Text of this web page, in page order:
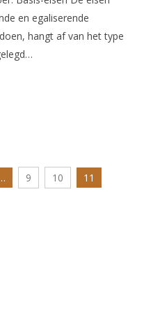
en egaliserende
hangt af van het type
9 10 11